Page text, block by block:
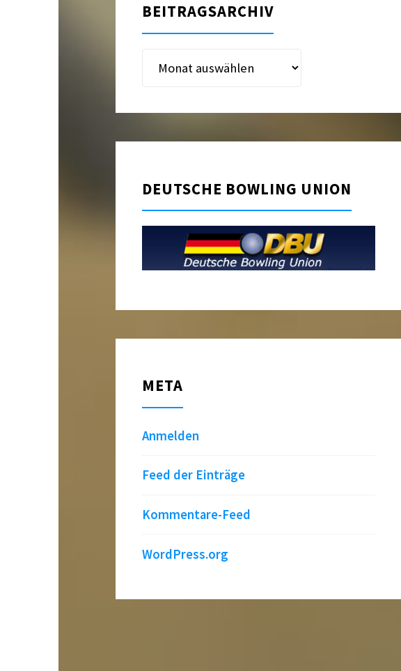
BEITRAGSARCHIV
Beitragsarchiv
DEUTSCHE BOWLING UNION
META
Anmelden
Feed der Einträge
Kommentare-Feed
WordPress.org